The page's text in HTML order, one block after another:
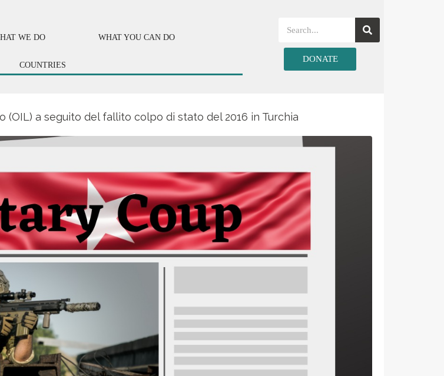
WE DO WHAT YOU CAN DO
COUNTRIES
DONATE
(OIL) a seguito del fallito colpo di stato del 2016 in Turchia